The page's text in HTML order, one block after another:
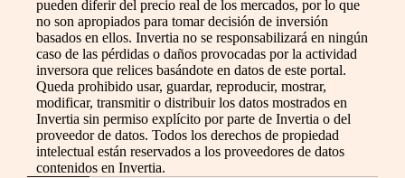
pueden diferir del precio real de los mercados, por lo que
no son apropiados para tomar decisión de inversión
basados en ellos. Invertia no se responsabilizará en ningún
caso de las pérdidas o daños provocadas por la actividad
inversora que relices basándote en datos de este portal.
Queda prohibido usar, guardar, reproducir, mostrar,
modificar, transmitir o distribuir los datos mostrados en
Invertia sin permiso explícito por parte de Invertia o del
proveedor de datos. Todos los derechos de propiedad
intelectual están reservados a los proveedores de datos
contenidos en Invertia.